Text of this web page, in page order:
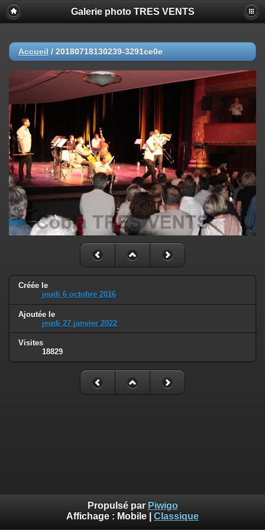
Galerie photo TRES VENTS
Accueil / 20180718130239-3291ce0e
Créée le
jeudi 6 octobre 2016
Ajoutée le
jeudi 27 janvier 2022
Visites
18829
Propulsé par Piwigo
Affichage : Mobile Classique